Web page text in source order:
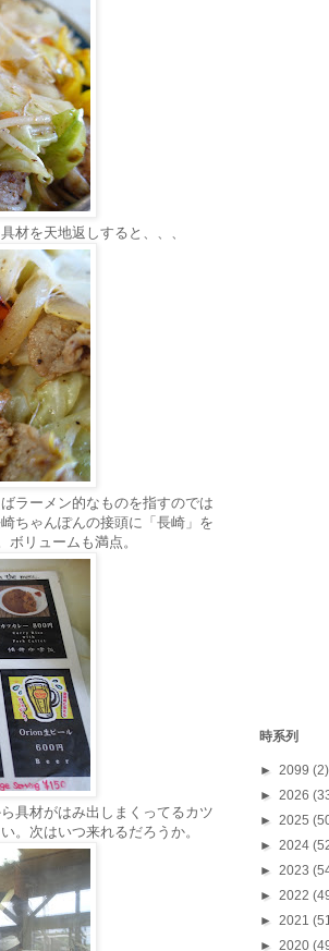
材を天地返しすると、、、
ラーメン的なものを指すのでは
ちゃんぽんの接頭に「長崎」を
リュームも満点。
具材がはみ出しまくってるカツ
。次はいつ来れるだろうか。
時系列
► 2099 (2)
► 2026
► 2025
► 2024
► 2023
► 2022
► 2021
► 2020